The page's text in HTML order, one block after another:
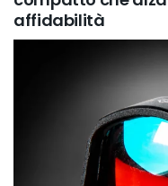
affidabilità